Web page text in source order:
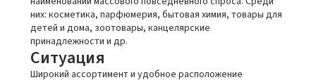
них: косметика, парфюмерия, бытовая химия, товары для
детей и дома, зоотовары, канцелярские
принадлежности и др.
Ситуация
Широкий ассортимент и удобное расположение